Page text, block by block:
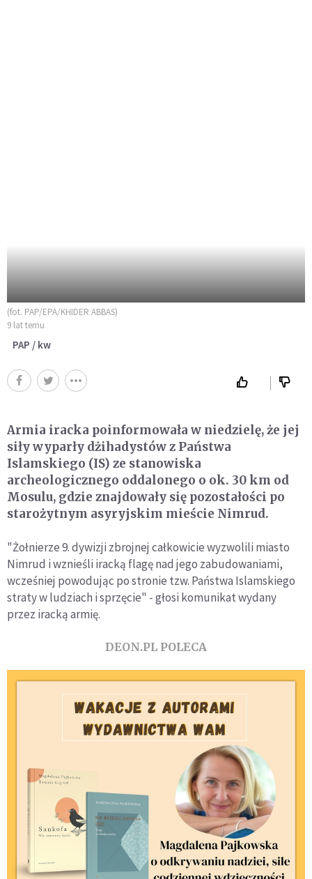
(fot. PAP/EPA/KHIDER ABBAS)
9 lat temu
PAP / kw
Armia iracka poinformowała w niedzielę, że jej
siły wyparły dżihadystów z Państwa
Islamskiego (IS) ze stanowiska
archeologicznego oddalonego o ok. 30 km od
Mosulu, gdzie znajdowały się pozostałości po
starożytnym asyryjskim mieście Nimrud.
"Żołnierze 9. dywizji zbrojnej całkowicie wyzwolili miasto
Nimrud i wznieśli iracką flagę nad jego zabudowaniami,
wcześniej powodując po stronie tzw. Państwa Islamskiego
straty w ludziach i sprzęcie" - głosi komunikat wydany
przez iracką armię.
DEON.PL POLECA